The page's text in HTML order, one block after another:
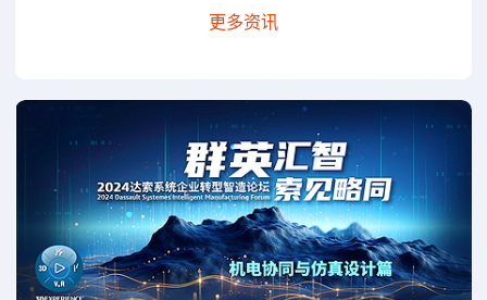
更多资讯